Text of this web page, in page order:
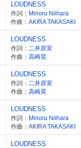
LOUDNESS
作詞： Minoru Niihara
作曲： AKIRA TAKASAKI
LOUDNESS
作詞： 二井原実
作曲： 高崎晃
LOUDNESS
作詞： 二井原実
作曲： 高崎晃
LOUDNESS
作詞： Minoru Niihara
作曲： AKIRA TAKASAKI
LOUDNESS